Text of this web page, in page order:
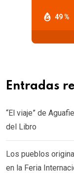
49 %
Entradas
“El viaje” de
del Libro
Los pueblos
en la Feria